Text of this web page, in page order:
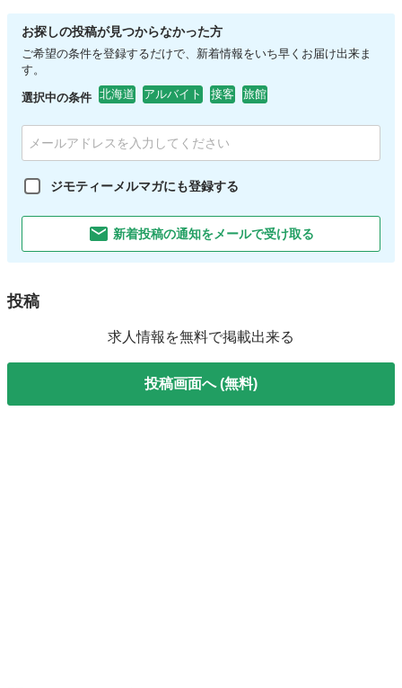
お探しの投稿が見つからなかった方
ご希望の条件を登録するだけで、新着情報をいち早くお届け出来ま
す。
選択中の条件 北海道 アルバイト 接客 旅館
ジモティーメルマガにも登録する
新着投稿の通知をメールで受け取る
投稿
求人情報を無料で掲載出来る
投稿画面へ (無料)